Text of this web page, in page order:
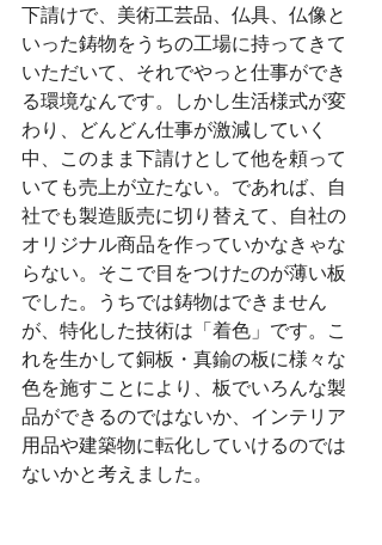
下請けで、美術工芸品、仏具、仏像と
いった鋳物をうちの工場に持ってきて
いただいて、それでやっと仕事ができ
る環境なんです。しかし生活様式が変
わり、どんどん仕事が激減していく
中、このまま下請けとして他を頼って
いても売上が立たない。であれば、自
社でも製造販売に切り替えて、自社の
オリジナル商品を作っていかなきゃな
らない。そこで目をつけたのが薄い板
でした。うちでは鋳物はできません
が、特化した技術は「着色」です。こ
れを生かして銅板・真鍮の板に様々な
色を施すことにより、板でいろんな製
品ができるのではないか、インテリア
用品や建築物に転化していけるのでは
ないかと考えました。